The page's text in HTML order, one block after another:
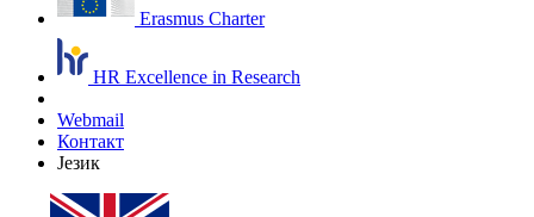
Erasmus Charter
HR Excellence in Research
Webmail
Контакт
Језик